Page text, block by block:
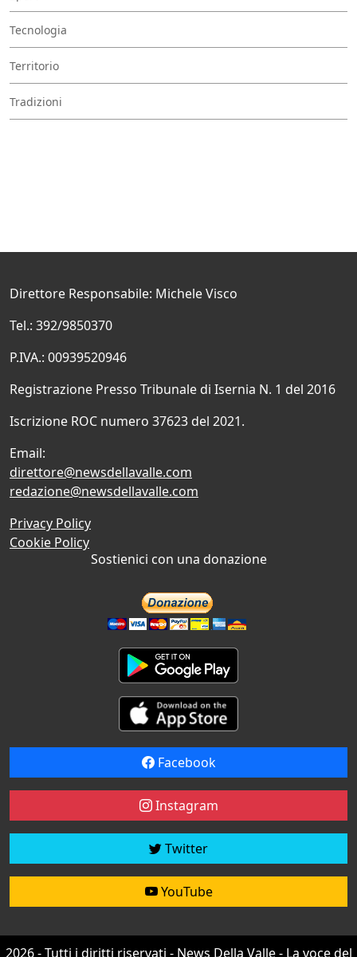
Tecnologia
Territorio
Tradizioni
Direttore Responsabile: Michele Visco
Tel.: 392/9850370
P.IVA.: 00939520946
Registrazione Presso Tribunale di Isernia N. 1 del 2016
Iscrizione ROC numero 37623 del 2021.
Email:
direttore@newsdellavalle.com
redazione@newsdellavalle.com
Privacy Policy
Cookie Policy
Sostienici con una donazione
Facebook
Instagram
Twitter
YouTube
2026 - Tutti i diritti riservati - News Della Valle - La voce del